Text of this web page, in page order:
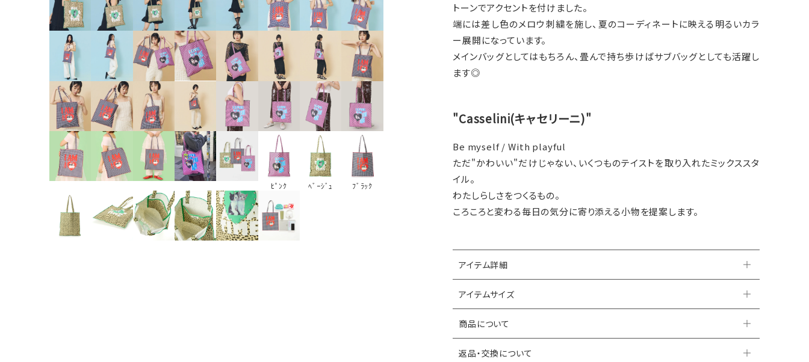
ﾋﾟﾝｸ ﾍﾞｰｼﾞｭ ﾌﾞﾗｯｸ
トーンでアクセントを付けました。
端には差し色のメロウ刺繍を施し、夏のコーディネートに映える明るいカラ
ー展開になっています。
メインバッグとしてはもちろん、畳んで持ち歩けばサブバッグとしても活躍し
ます◎
"Casselini(キャセリーニ)"
Be myself / With playful
ただ"かわいい"だけじゃない、いくつものテイストを取り入れたミックススタ
イル。
わたしらしさをつくるもの。
ころころと変わる毎日の気分に寄り添える小物を提案します。
アイテム詳細
アイテムサイズ
商品について
返品・交換について